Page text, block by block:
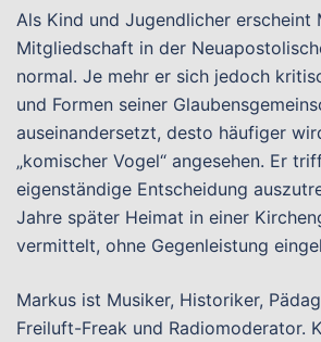
Als Kind und Jugendlicher erscheint
Mitgliedschaft in der
normal. Je mehr er sich jedoch
und Formen seiner
auseinandersetzt, desto häufiger
„komischer Vogel“ angesehen. Er
eigenständige Entscheidung
Jahre später Heimat in einer
vermittelt, ohne Gegenleistung
Markus ist Musiker, Historiker,
Freiluft-Freak und Radiomoderator.